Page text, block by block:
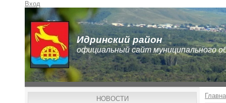
Вход
Идринский район
официальный сайт муниципального
НОВОСТИ